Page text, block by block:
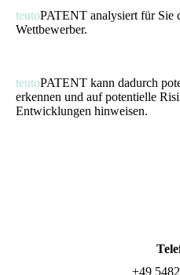
teutoPATENT analysiert für Sie
Wettbewerber.
teutoPATENT kann dadurch
erkennen und auf potentielle
Entwicklungen hinweisen.
+49